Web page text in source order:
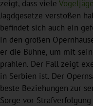
zeigt, dass viele
Jagdgesetze verstoßen
befindet sich auch ein
in den großen
er die Bühne, um mit
prahlen. Der Fall zeigt
in Serbien ist. Der
beste Beziehungen zur
Sorge vor